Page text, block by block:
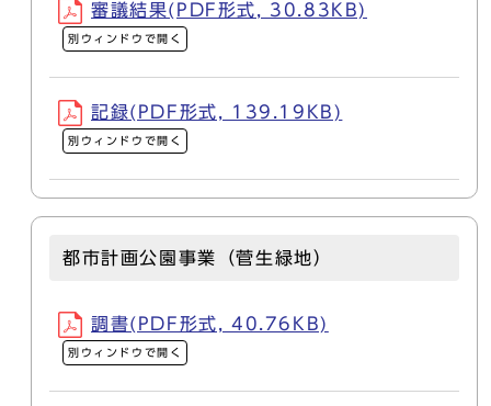
審議結果(PDF形式, 30.83KB)
別ウィンドウで開く
記録(PDF形式, 139.19KB)
別ウィンドウで開く
都市計画公園事業（菅生緑地）
調書(PDF形式, 40.76KB)
別ウィンドウで開く